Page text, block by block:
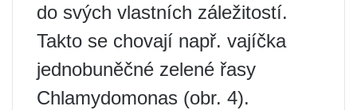
do svých vlastních záležitostí.
Takto se chovají např. vajíčka
jednobuněčné zelené řasy
Chlamydomonas (obr. 4).